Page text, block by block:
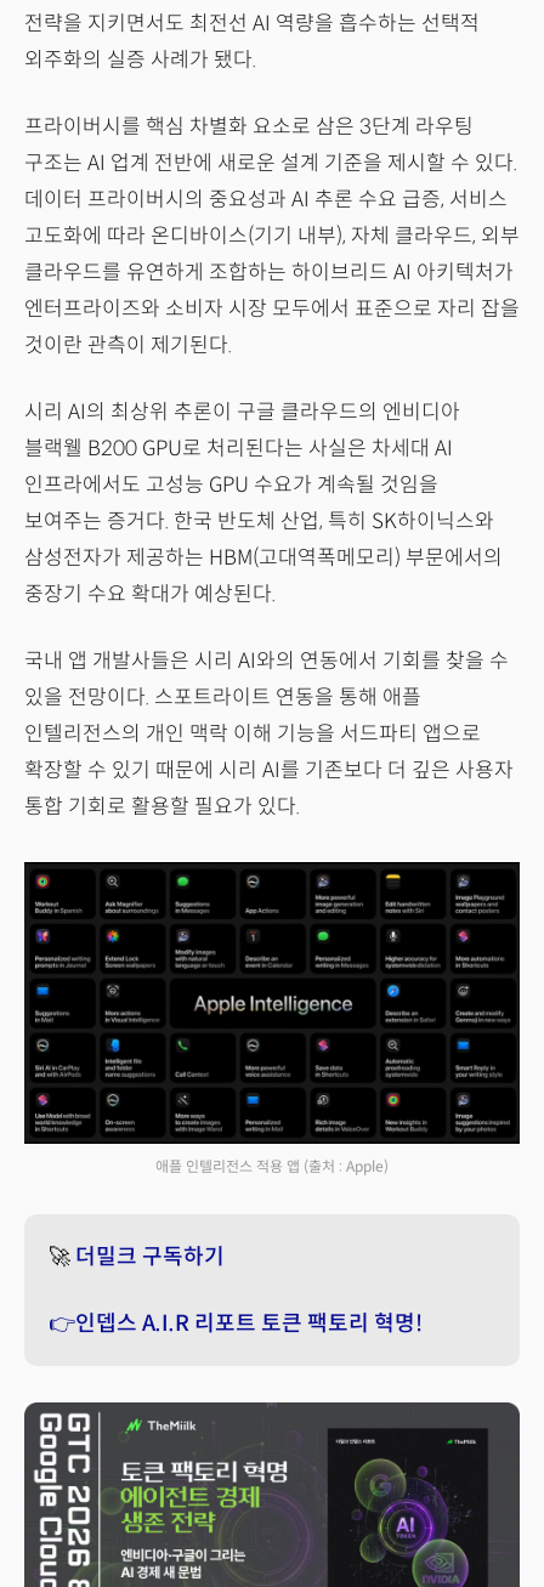
전략을 지키면서도 최전선 AI 역량을 흡수하는 선택적
외주화의 실증 사례가 됐다.
프라이버시를 핵심 차별화 요소로 삼은 3단계 라우팅
구조는 AI 업계 전반에 새로운 설계 기준을 제시할 수 있다.
데이터 프라이버시의 중요성과 AI 추론 수요 급증, 서비스
고도화에 따라 온디바이스(기기 내부), 자체 클라우드, 외부
클라우드를 유연하게 조합하는 하이브리드 AI 아키텍처가
엔터프라이즈와 소비자 시장 모두에서 표준으로 자리 잡을
것이란 관측이 제기된다.
시리 AI의 최상위 추론이 구글 클라우드의 엔비디아
블랙웰 B200 GPU로 처리된다는 사실은 차세대 AI
인프라에서도 고성능 GPU 수요가 계속될 것임을
보여주는 증거다. 한국 반도체 산업, 특히 SK하이닉스와
삼성전자가 제공하는 HBM(고대역폭메모리) 부문에서의
중장기 수요 확대가 예상된다.
국내 앱 개발사들은 시리 AI와의 연동에서 기회를 찾을 수
있을 전망이다. 스포트라이트 연동을 통해 애플
인텔리전스의 개인 맥락 이해 기능을 서드파티 앱으로
확장할 수 있기 때문에 시리 AI를 기존보다 더 깊은 사용자
통합 기회로 활용할 필요가 있다.
애플 인텔리전스 적용 앱 (출처 : Apple)
🚀 더밀크 구독하기
👉인뎁스 A.I.R 리포트 토큰 팩토리 혁명!